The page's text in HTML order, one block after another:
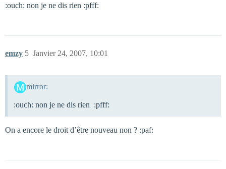
:ouch: non je ne dis rien :pfff:
emzy Janvier 24, 2007, 10:01
5
mirror:
:ouch: non je ne dis rien :pfff:
On a encore le droit d’être nouveau non ? :paf: